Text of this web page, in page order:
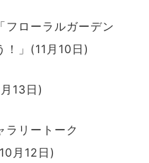
フローラルガーデン
！」(11月10日)
13日)
ラリートーク
月12日)